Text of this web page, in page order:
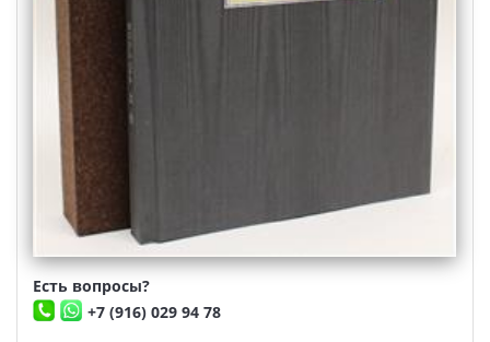
Есть вопросы?
+7 (916) 029 94 78